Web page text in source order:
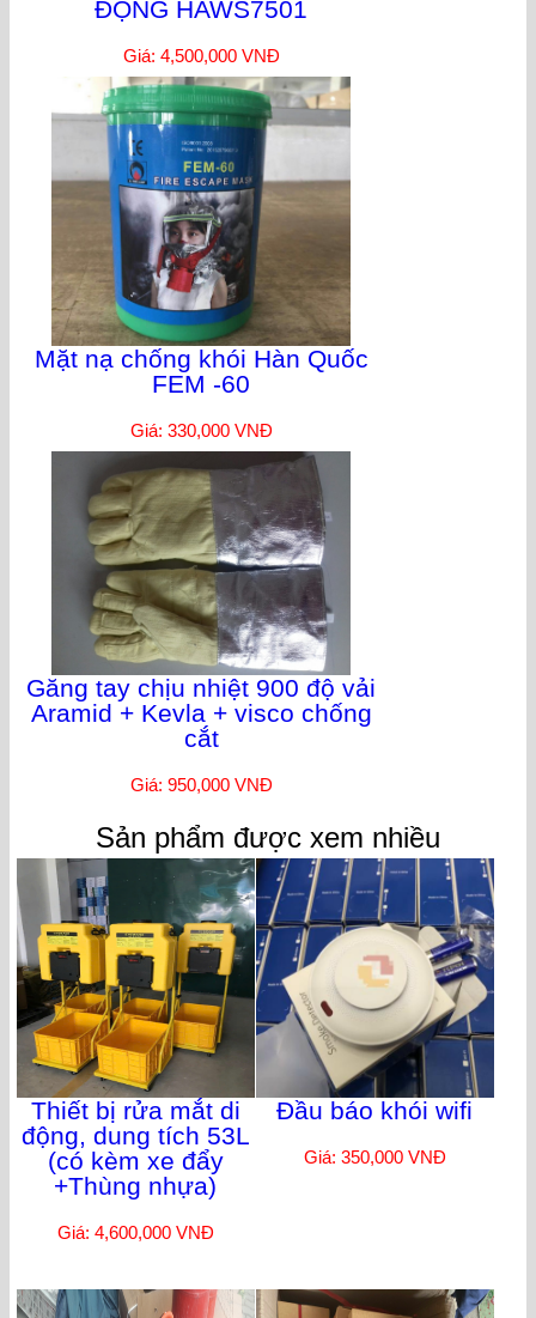
ĐỘNG HAWS7501
Giá: 4,500,000 VNĐ
Mặt nạ chống khói Hàn Quốc
FEM -60
Giá: 330,000 VNĐ
Găng tay chịu nhiệt 900 độ vải
Aramid + Kevla + visco chống
cắt
Giá: 950,000 VNĐ
Sản phẩm được xem nhiều
Thiết bị rửa mắt di
động, dung tích 53L
(có kèm xe đẩy
+Thùng nhựa)
Giá: 4,600,000 VNĐ
Đầu báo khói wifi
Giá: 350,000 VNĐ